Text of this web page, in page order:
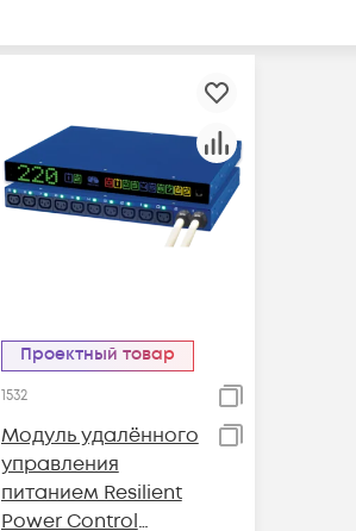
Проектный товар
1532
Модуль удалённого
управления
питанием Resilient
Power Control